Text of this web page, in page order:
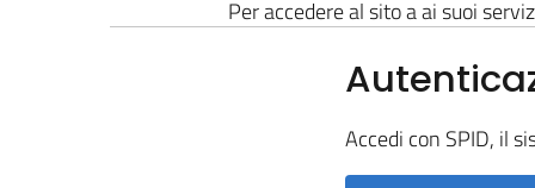
Per accedere al sito a ai suoi
Accedi con SPID, il